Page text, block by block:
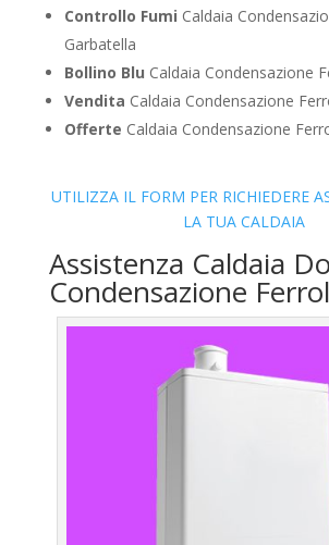
Controllo Fumi Caldaia
Garbatella
Bollino Blu Caldaia Condensazione
Vendita Caldaia Condensazione
Offerte Caldaia Condensazione
UTILIZZA IL FORM PER RICHIEDERE
LA TUA CALDAIA
Assistenza Caldaia
Condensazione